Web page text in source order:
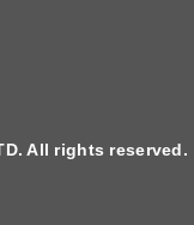
All rights reserved.